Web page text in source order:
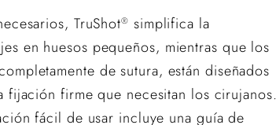
TruShot® simplifica la
en huesos pequeños, mientras que los
de sutura, están diseñados
fijación firme que necesitan los cirujanos.
fácil de usar incluye una guía de